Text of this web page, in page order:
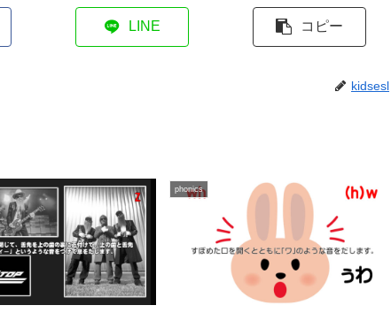
LINE コピー
kidsesl
phonics